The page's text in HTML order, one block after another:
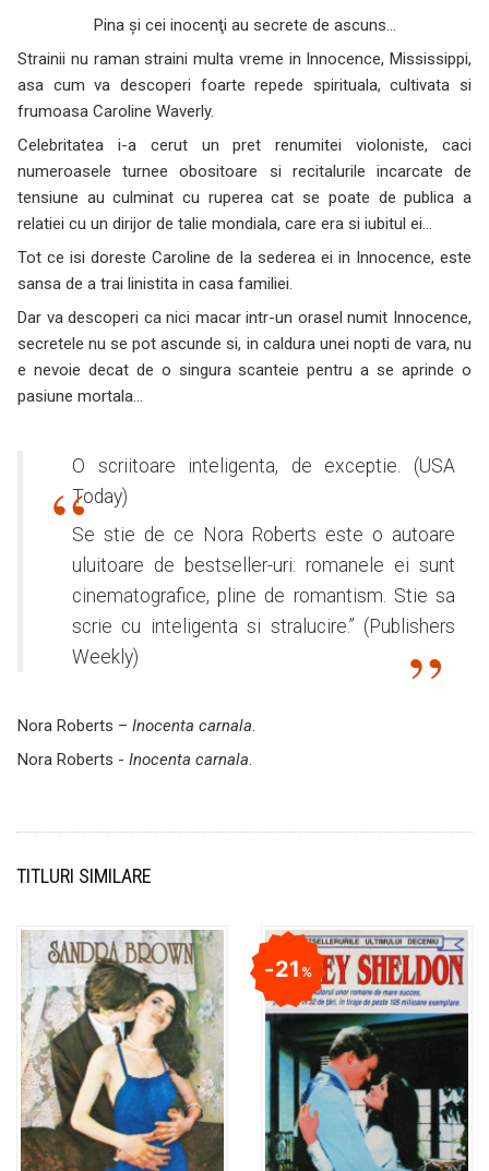
Pina şi cei inocenţi au secrete de ascuns…
Strainii nu raman straini multa vreme in Innocence, Mississippi,
asa cum va descoperi foarte repede spirituala, cultivata si
frumoasa Caroline Waverly.
Celebritatea i-a cerut un pret renumitei violoniste, caci
numeroasele turnee obositoare si recitalurile incarcate de
tensiune au culminat cu ruperea cat se poate de publica a
relatiei cu un dirijor de talie mondiala, care era si iubitul ei…
Tot ce isi doreste Caroline de la sederea ei in Innocence, este
sansa de a trai linistita in casa familiei.
Dar va descoperi ca nici macar intr-un orasel numit Innocence,
secretele nu se pot ascunde si, in caldura unei nopti de vara, nu
e nevoie decat de o singura scanteie pentru a se aprinde o
pasiune mortala…
O scriitoare inteligenta, de exceptie. (USA
Today)
Se stie de ce Nora Roberts este o autoare
uluitoare de bestseller-uri: romanele ei sunt
cinematografice, pline de romantism. Stie sa
scrie cu inteligenta si stralucire.” (Publishers
Weekly)
Nora Roberts – Inocenta carnala.
Nora Roberts - Inocenta carnala.
TITLURI SIMILARE
21%